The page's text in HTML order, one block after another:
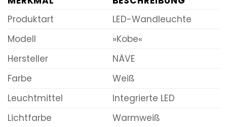
Produktart
LED-Wandleuchte
Modell
»Kobe«
Hersteller
NÄVE
Farbe
Weiß
Leuchtmittel
Integrierte LED
Lichtfarbe
Warmweiß